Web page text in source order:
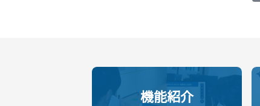
機能紹介